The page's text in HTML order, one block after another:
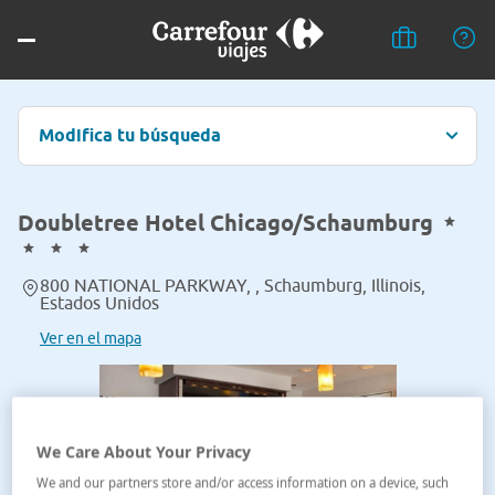
Modifica tu búsqueda
Doubletree Hotel Chicago/Schaumburg
800 NATIONAL PARKWAY, , Schaumburg, Illinois,
Estados Unidos
Ver en el mapa
We Care About Your Privacy
We and our partners store and/or access information on a device, such